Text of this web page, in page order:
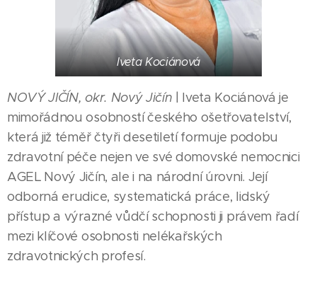
Iveta Kociánová
NOVÝ JIČÍN, okr. Nový Jičín | Iveta Kociánová je
mimořádnou osobností českého ošetřovatelství,
která již téměř čtyři desetiletí formuje podobu
zdravotní péče nejen ve své domovské nemocnici
AGEL Nový Jičín, ale i na národní úrovni. Její
odborná erudice, systematická práce, lidský
přístup a výrazné vůdčí schopnosti ji právem řadí
mezi klíčové osobnosti nelékařských
zdravotnických profesí.